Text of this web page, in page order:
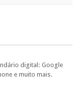
digital: Google
e muito mais.